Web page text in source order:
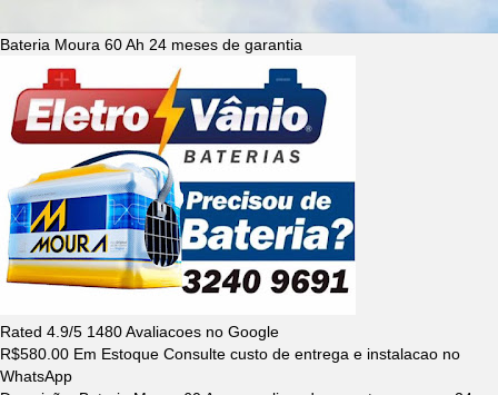
Bateria Moura 60 Ah 24 meses de garantia
Rated 4.9/5 1480Avaliacoes no Google
R$580.00 Em Estoque Consulte custo de entrega e instalacao no
WhatsApp